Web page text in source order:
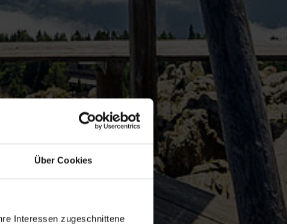
Über Cookies
Interessen zugeschnittene